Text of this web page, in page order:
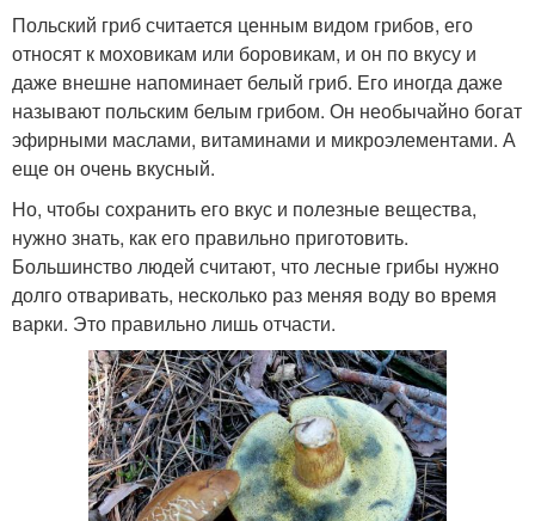
Польский гриб считается ценным видом грибов, его
относят к моховикам или боровикам, и он по вкусу и
даже внешне напоминает белый гриб. Его иногда даже
называют польским белым грибом. Он необычайно богат
эфирными маслами, витаминами и микроэлементами. А
еще он очень вкусный.
Но, чтобы сохранить его вкус и полезные вещества,
нужно знать, как его правильно приготовить.
Большинство людей считают, что лесные грибы нужно
долго отваривать, несколько раз меняя воду во время
варки. Это правильно лишь отчасти.